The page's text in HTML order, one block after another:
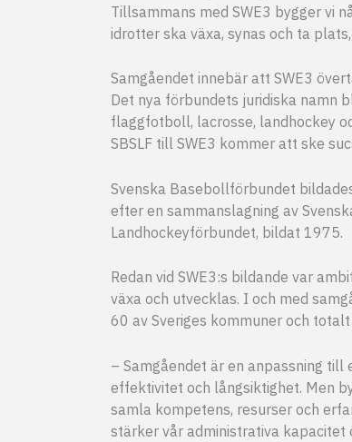
Tillsammans med SWE3 bygger vi
idrotter ska växa, synas och ta
Samgåendet innebär att SWE3
Det nya förbundets juridiska namn
flaggfotboll, lacrosse, landhockey
SBSLF till SWE3 kommer att ske
Svenska Basebollförbundet
efter en sammanslagning av
Landhockeyförbundet, bildat 1975.
Redan vid SWE3:s bildande var
växa och utvecklas. I och med
60 av Sveriges kommuner och
– Samgåendet är en anpassning
effektivitet och långsiktighet. Men
samla kompetens, resurser och
stärker vår administrativa kapacitet